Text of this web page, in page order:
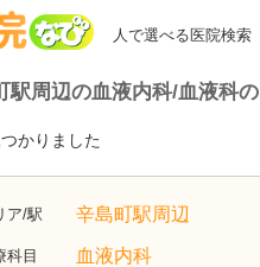
人で選べる医院検索
駅周辺の血液内科/血液科の
かりました
ア/駅 辛島町駅周辺
科目 血液内科